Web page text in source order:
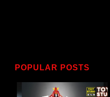
POPULAR POSTS